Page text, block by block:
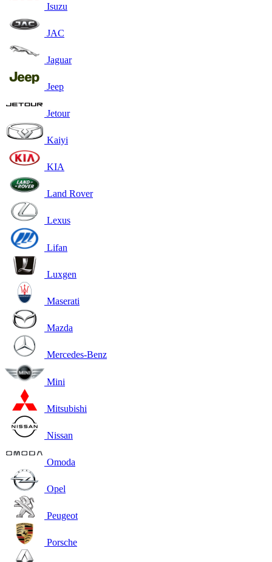
Isuzu
JAC
Jaguar
Jeep
Jetour
Kaiyi
KIA
Land Rover
Lexus
Lifan
Luxgen
Maserati
Mazda
Mercedes-Benz
Mini
Mitsubishi
Nissan
Omoda
Opel
Peugeot
Porsche